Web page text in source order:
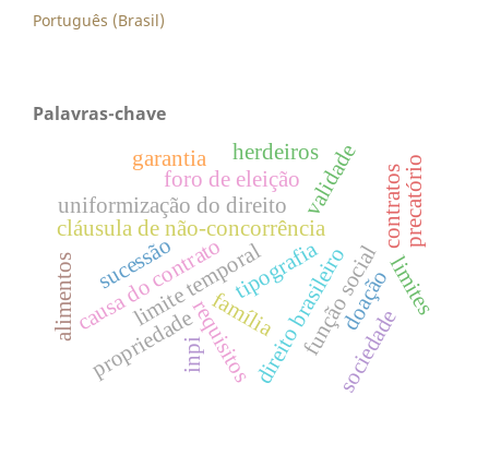
Português (Brasil)
Palavras-chave
cláusula de não-concorrência
limite temporal
requisitos
validade contratos
direito brasileiro
família
propriedade
uniformização do direito precatório
função social
causa do contrato
inpi
tipografia
foro de eleição
alimentos sucessão
herdeiros
doaçãolimites
sociedade
garantia